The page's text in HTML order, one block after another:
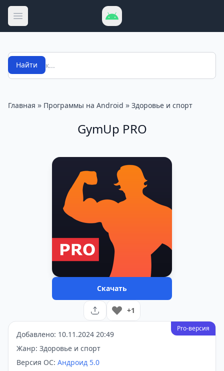
Открыть меню
Поиск
Найти
Главная » Программы на Android » Здоровье и спорт
GymUp PRO
Скачать
+1
Pro-версия
Добавлено: 10.11.2024 20:49
Жанр: Здоровье и спорт
Версия ОС: Андроид 5.0